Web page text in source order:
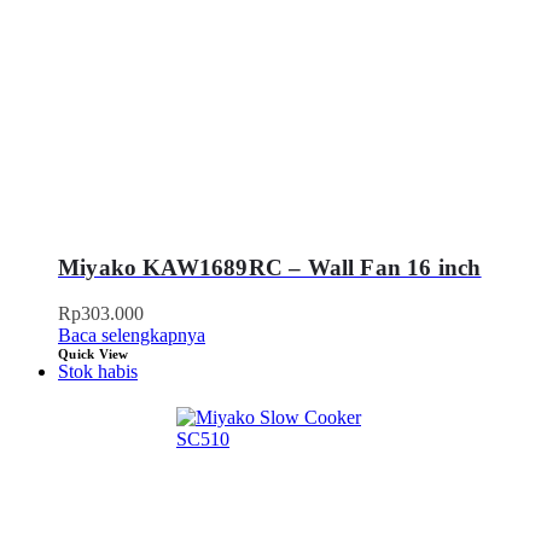
Miyako KAW1689RC – Wall Fan 16 inch
Rp303.000
Baca selengkapnya
Quick View
Stok habis